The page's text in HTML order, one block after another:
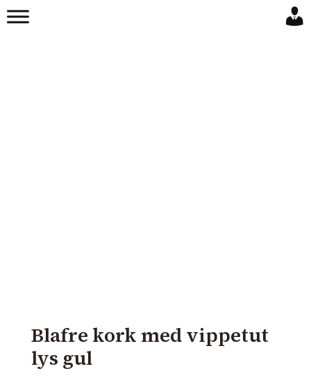
Blafre kork med vippetut
lys gul